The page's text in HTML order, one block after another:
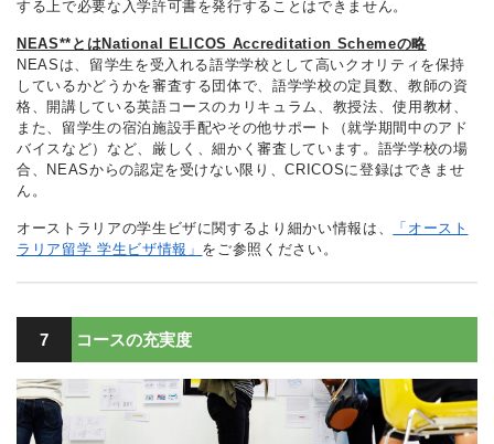
する上で必要な入学許可書を発行することはできません。
NEAS**とはNational ELICOS Accreditation Schemeの略
NEASは、留学生を受入れる語学学校として高いクオリティを保持
しているかどうかを審査する団体で、語学学校の定員数、教師の資
格、開講している英語コースのカリキュラム、教授法、使用教材、
また、留学生の宿泊施設手配やその他サポート（就学期間中のアド
バイスなど）など、厳しく、細かく審査しています。語学学校の場
合、NEASからの認定を受けない限り、CRICOSに登録はできませ
ん。
オーストラリアの学生ビザに関するより細かい情報は、
「オースト
ラリア留学 学生ビザ情報」 をご参照ください。
7 コースの充実度